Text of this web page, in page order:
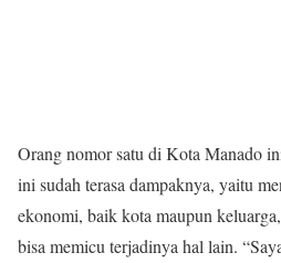
Orang nomor satu di Kota Manado
ini sudah terasa dampaknya, yaitu
ekonomi, baik kota maupun
bisa memicu terjadinya hal lain.